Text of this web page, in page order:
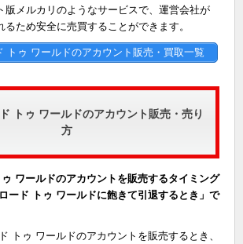
メルカリのようなサービスで、運営会社が
ため安全に売買することができます。
トゥ ワールドのアカウント販売・買取一覧
トゥ ワールドのアカウント販売・売り
方
ワールドのアカウントを販売するタイミング
ード トゥ ワールドに飽きて引退するとき」で
トゥ ワールドのアカウントを販売するとき、